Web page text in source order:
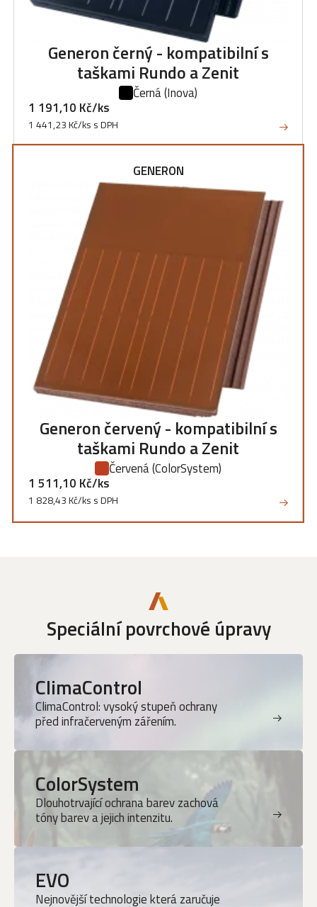
Generon černý - kompatibilní s
taškami Rundo a Zenit
Černá(Inova)
1 191,10 Kč/ks
1 441,23 Kč/ks s DPH
GENERON
Generon červený - kompatibilní s
taškami Rundo a Zenit
Červená(ColorSystem)
1 511,10 Kč/ks
1 828,43 Kč/ks s DPH
Speciální povrchové úpravy
ClimaControl
ClimaControl: vysoký stupeň ochrany
před infračerveným zářením.
ColorSystem
Dlouhotrvající ochrana barev zachová
tóny barev a jejich intenzitu.
EVO
Nejnovější technologie která zaručuje